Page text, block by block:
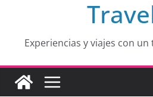
Experiencias y viajes con